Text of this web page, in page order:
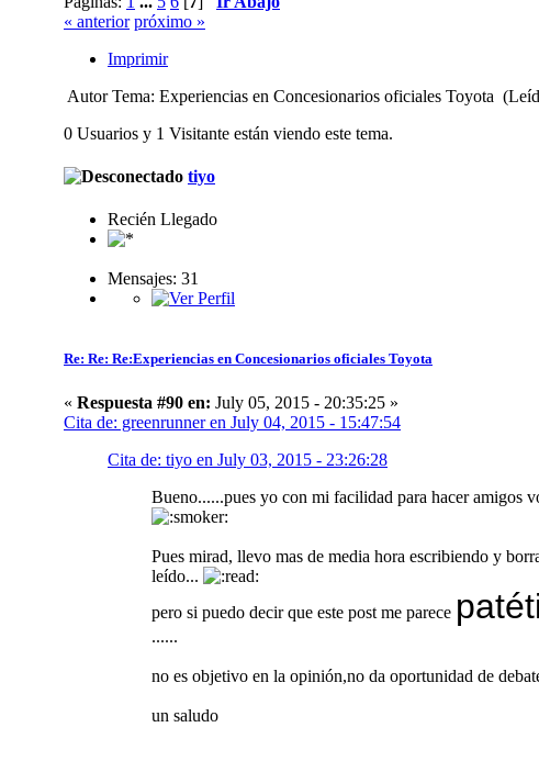
« anterior próximo »
Imprimir
Autor Tema: Experiencias en Concesionarios oficiales Toyota
0 Usuarios y 1 Visitante están viendo este tema.
tiyo
Recién Llegado
Mensajes: 31
Re: Re: Re:Experiencias en Concesionarios oficiales Toyota
« Respuesta #90 en: July 05, 2015 - 20:35:25 »
Cita de: greenrunner en July 04, 2015 - 15:47:54
Cita de: tiyo en July 03, 2015 - 23:26:28
Bueno......pues yo con mi facilidad para hacer amigos
Pues mirad, llevo mas de media hora escribiendo y
leído...
pero si puedo decir que este post me parece
......
no es objetivo en la opinión,no da oportunidad de
un saludo